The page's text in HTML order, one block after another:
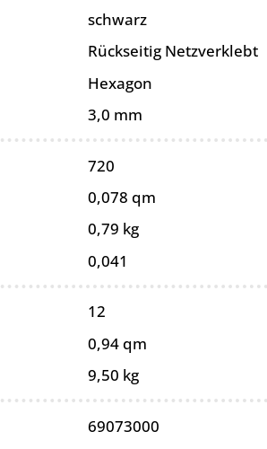
schwarz
Rückseitig Netzverklebt
Hexagon
3,0 mm
720
0,078 qm
0,79 kg
0,041
12
0,94 qm
9,50 kg
69073000